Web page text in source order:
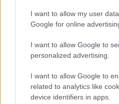
I want to allow my user
Google for online
I want to allow Google to
personalized advertising.
I want to allow Google to
related to analytics like
device identifiers in apps.
Eric García (Barcelona,
Barcelona y actualmente tiene
pese jugar en uno de los
2,8 millones. Probablemente